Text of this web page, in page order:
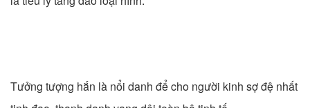
Tưởng tượng hắn là nổi danh để cho người kinh sợ đệ nhất